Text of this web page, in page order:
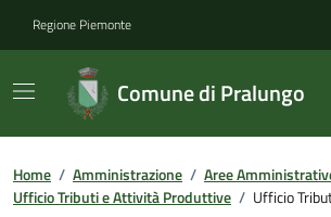
Regione Piemonte
Comune di Pralungo
Home / Amministrazione / Aree
Ufficio Tributi e Attività Produttive / Ufficio